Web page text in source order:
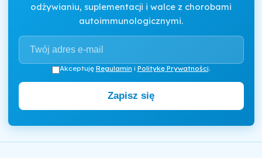
odżywianiu, suplementacji i walce z chorobami
autoimmunologicznymi.
Akceptuję Regulamin i Politykę Prywatności.
Zapisz się